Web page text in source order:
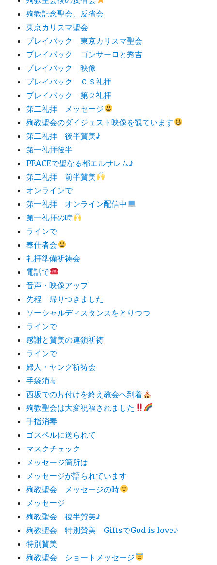
殉教記念聖会、反省会
東京カリスマ聖会
プレイバック 東京カリスマ聖会
プレイバック ゴンサーロと秀吉
プレイバック 映像
プレイバック ＣＳ礼拝
プレイバック 第２礼拝
第二礼拝 メッセージ
殉教聖会のダイジェスト映像を観ています
第二礼拝 後半賛美♪
第一礼拝後半
PEACEで聖なる都エルサレム♪
第二礼拝 前半賛美
オンラインで
第一礼拝 オンライン配信中
第一礼拝の時
ラインで
奉仕者会
礼拝準備祈祷会
電話で
音声・映像アップ
先程 帰りつきました
ソーシャルディスタンスをとりつつ
ラインで
感謝と賛美の連鎖祈祷
ラインで
婦人・ヤング祈祷会
手袋消毒
西坂での片付けを終え教会へ到着
殉教聖会は大変祝福されました
手指消毒
ゴスペルに送られて
マスクチェック
メッセージ箇所は
メッセージが語られています
殉教聖会 メッセージの時
メッセージ
殉教聖会 後半賛美♪
殉教聖会 特別賛美 GiftsでGod is love♪
特別賛美
殉教聖会 ショートメッセージ